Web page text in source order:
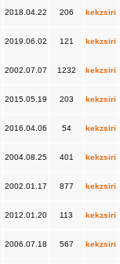
2018.04.22 206 kekzsiri
2019.06.02 121 kekzsiri
2002.07.07 1232 kekzsiri
2015.05.19 203 kekzsiri
2016.04.06 54 kekzsiri
2004.08.25 401 kekzsiri
2002.01.17 877 kekzsiri
2012.01.20 113 kekzsiri
2006.07.18 567 kekzsiri